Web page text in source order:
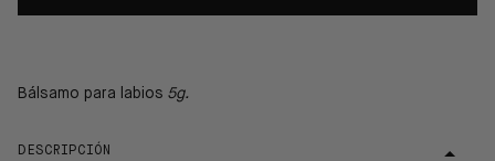
Bálsamo para labios 5g.
DESCRIPCIÓN